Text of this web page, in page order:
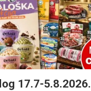
17.7-5.8.2026.